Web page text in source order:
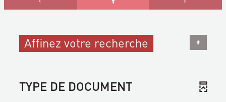
Affinez votre recherche
TYPE DE DOCUMENT